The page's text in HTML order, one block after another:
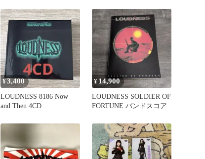
¥3,400
LOUDNESS 8186 Now
and Then 4CD
¥ 14,900
LOUDNESS SOLDIER OF
FORTUNE バンドスコア